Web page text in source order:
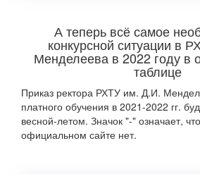
А теперь всё самое
конкурсной ситуации в
Менделеева в 2022 году в
таблице
Приказ ректора РХТУ им. Д.И.
платного обучения в 2021-2022 гг.
весной-летом. Значок "-" означает,
официальном сайте нет.